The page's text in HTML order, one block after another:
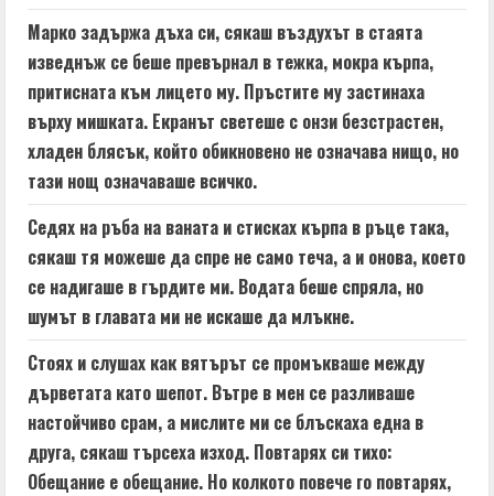
Марко задържа дъха си, сякаш въздухът в стаята
изведнъж се беше превърнал в тежка, мокра кърпа,
притисната към лицето му. Пръстите му застинаха
върху мишката. Екранът светеше с онзи безстрастен,
хладен блясък, който обикновено не означава нищо, но
тази нощ означаваше всичко.
Седях на ръба на ваната и стисках кърпа в ръце така,
сякаш тя можеше да спре не само теча, а и онова, което
се надигаше в гърдите ми. Водата беше спряла, но
шумът в главата ми не искаше да млъкне.
Стоях и слушах как вятърът се промъкваше между
дърветата като шепот. Вътре в мен се разливаше
настойчиво срам, а мислите ми се блъскаха една в
друга, сякаш търсеха изход. Повтарях си тихо:
Обещание е обещание. Но колкото повече го повтарях,